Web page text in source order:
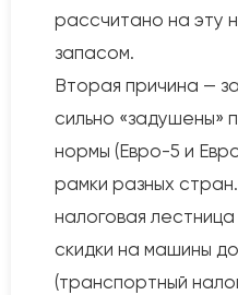
рассчитано на эту
запасом.
Вторая причина —
сильно «задушены»
нормы (Евро-5 и
рамки разных
налоговая
скидки на машины до
(транспортный